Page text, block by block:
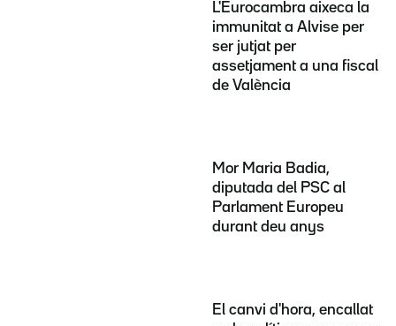
L'Eurocambra aixeca la
immunitat a Alvise per
ser jutjat per
assetjament a una fiscal
de València
Mor Maria Badia,
diputada del PSC al
Parlament Europeu
durant deu anys
El canvi d'hora, encallat